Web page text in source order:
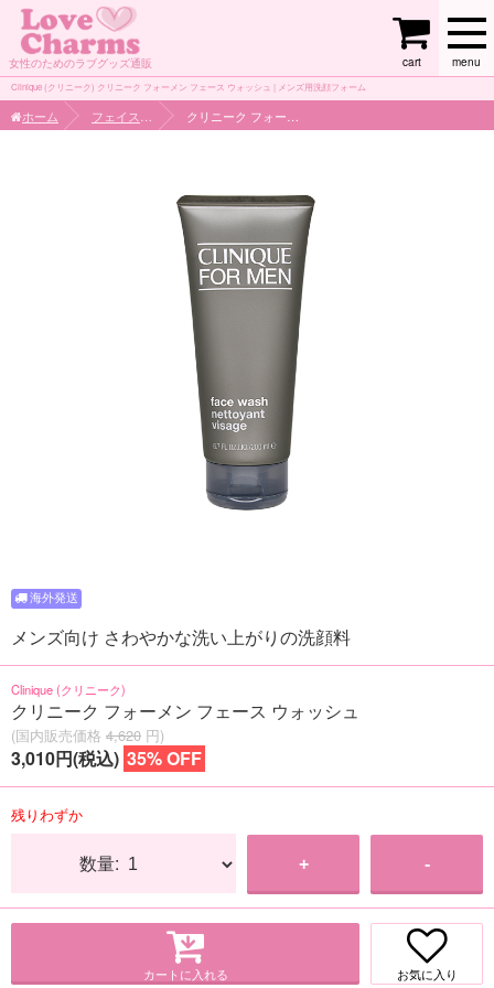
女性のためのラブグッズ通販 menu
cart
Clinique (クリニーク) クリニーク フォーメン フェース ウォッシュ | メンズ用洗顔フォーム
ホーム
メンズ向け さわやかな洗い上がりの洗顔料
Clinique (クリニーク)
クリニーク フォーメン フェース ウォッシュ
(国内販売価格 4,620 円)
3,010円(税込) 35% OFF
残りわずか
数量: + -
カートに入れる お気に入り